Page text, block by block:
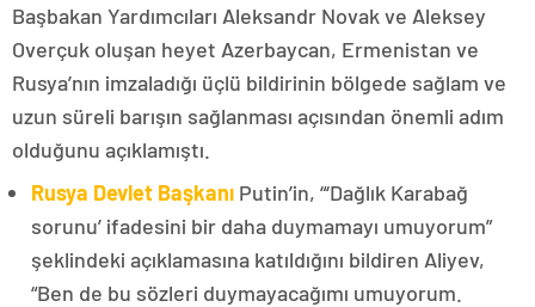
Başbakan Yardımcıları Aleksandr Novak ve Aleksey
Overçuk oluşan heyet Azerbaycan, Ermenistan ve
Rusya’nın imzaladığı üçlü bildirinin bölgede sağlam ve
uzun süreli barışın sağlanması açısından önemli adım
olduğunu açıklamıştı.
Rusya Devlet Başkanı Putin’in, “‘Dağlık Karabağ
sorunu’ ifadesini bir daha duymamayı umuyorum”
şeklindeki açıklamasına katıldığını bildiren Aliyev,
“Ben de bu sözleri duymayacağımı umuyorum.